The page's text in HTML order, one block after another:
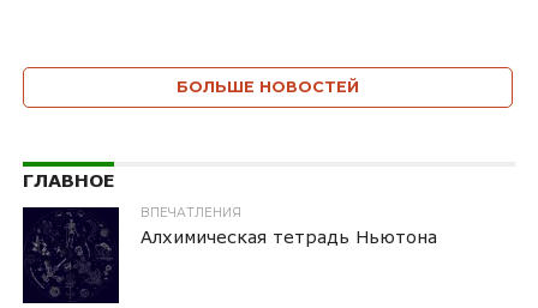
БОЛЬШЕ НОВОСТЕЙ
ГЛАВНОЕ
ВПЕЧАТЛЕНИЯ
Алхимическая тетрадь Ньютона